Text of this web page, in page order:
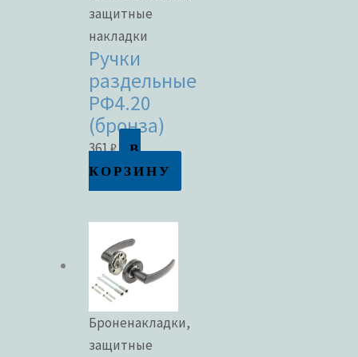
защитные
накладки
Ручки
раздельные
РФ4.20
(бронза)
361₽
В
КОРЗИНУ
Броненакладки,
защитные